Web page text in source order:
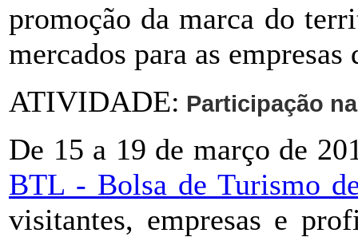
promoção da marca do
mercados para as
ATIVIDADE: Participação
De 15 a 19 de março de
BTL - Bolsa de Turismo
visitantes, empresas e